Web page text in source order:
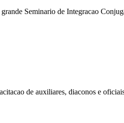
Seminario de Integracao
de auxiliares, diaconos e